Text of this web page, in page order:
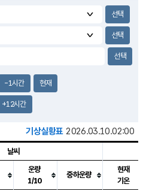
-1시간 현재
+12시간
기상실황표 2026.03.10.02:00
날씨
운량
1/10
중하운량
현재
기온